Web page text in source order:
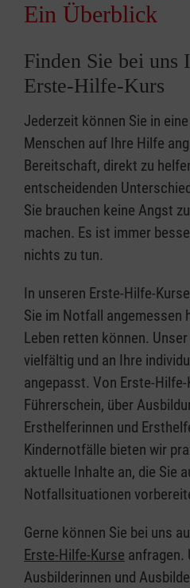
Ein Überblick
Finden Sie bei uns
Erste-Hilfe-Kurs
Jederzeit können Sie in
Menschen auf Ihre Hilfe
Bereitschaft, direkt zu
entscheidenden
Sie brauchen keine Angst
machen. Es ist immer
nichts zu tun.
In unseren Erste-Hilfe-
Sie im Notfall angemessen
Leben retten können.
vielfältig und an Ihre
angepasst. Von Erste-
Führerschein, über
Ersthelferinnen und
Kindernotfälle bieten wir
aktuelle Inhalte an, die Sie
Notfallsituationen
Gerne können Sie bei uns
Erste-Hilfe-Kurse anfragen.
Ausbilderinnen und